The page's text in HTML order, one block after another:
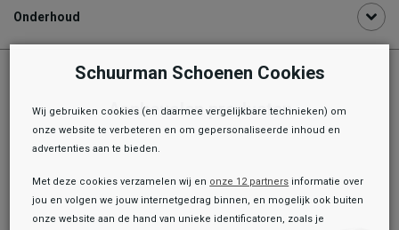
Onderhoud
Aanbevolen producten
Schuurman Schoenen Cookies
Wij gebruiken cookies (en daarmee vergelijkbare technieken) om
onze website te verbeteren en om gepersonaliseerde inhoud en
advertenties aan te bieden.
Met deze cookies verzamelen wij en onze 12 partners informatie over
jou en volgen we jouw internetgedrag binnen, en mogelijk ook buiten
onze website aan de hand van unieke identificatoren, zoals je